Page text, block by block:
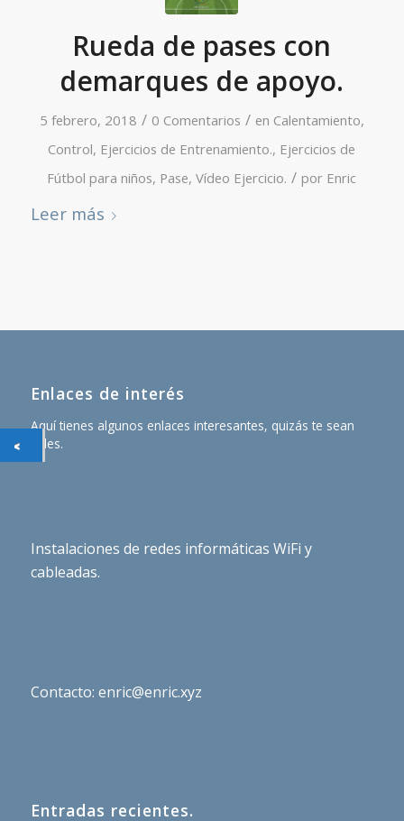
Rueda de pases con
demarques de apoyo.
5 febrero, 2018 / 0 Comentarios / en Calentamiento,
Control, Ejercicios de Entrenamiento., Ejercicios de
Fútbol para niños, Pase,Vídeo Ejercicio. / por Enric
Leer más
Enlaces de interés
Aquí tienes algunos enlaces interesantes, quizás te sean
útiles.
Instalaciones de redes informáticas WiFi y
cableadas.
Contacto: enric@enric.xyz
Entradas recientes.